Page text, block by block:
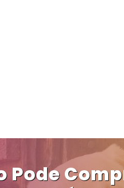
Pode